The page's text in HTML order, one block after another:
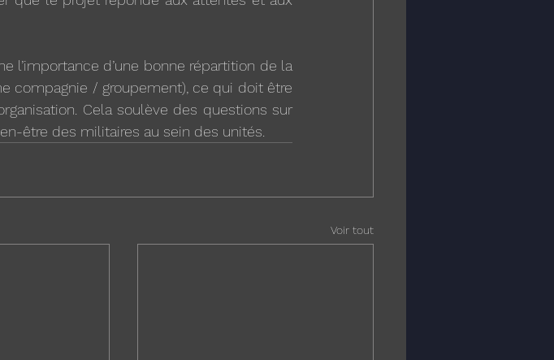
l’importance d’une bonne répartition de la
compagnie / groupement), ce qui doit être
Cela soulève des questions sur
être des militaires au sein des unités.
Voir tout